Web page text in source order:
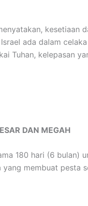
kesetiaan
ada dalam
Tuhan, kelepasan
DAN MEGAH
180 hari (6 bulan)
membuat pesta